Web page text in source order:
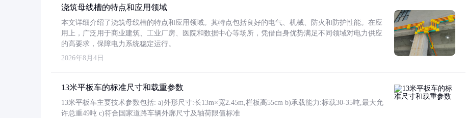
浇筑母线槽的特点和应用领域
本文详细介绍了浇筑母线槽的特点和应用领域。其特点包括良好的电气、机械、防火和防护性能。在应
用上，广泛用于商业建筑、工业厂房、医院和数据中心等场所，凭借自身优势满足不同领域对电力供应
的高要求，保障电力系统稳定运行。
2026年8月4日
13米平板车的标准尺寸和载重参数
13米平板车主要技术参数包括: a)外形尺寸:长13m×宽2.45m,栏板高55cm b)承载能力:标载30-35吨,最大允
许总重49吨 c)符合国家道路车辆外廓尺寸及轴荷限值标准